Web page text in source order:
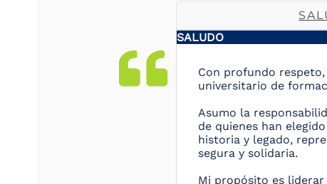
SALUDO
Con profundo
universitario de
Asumo la
de quienes han
historia y legado,
segura y solidaria.
Mi propósito es